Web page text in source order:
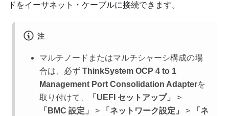
ドをイーサネット・ケーブルに接続できます。
注
マルチノードまたはマルチシャーシ構成の場
合は、必ず ThinkSystem OCP 4 to 1
Management Port Consolidation Adapterを
取り付けて、
「UEFI セットアップ」
>
「BMC 設定」
> 「ネットワーク設定」 >
「ネ